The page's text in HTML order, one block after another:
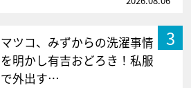
3
マツコ、みずからの洗濯事情
を明かし有吉おどろき！私服
で外出す…